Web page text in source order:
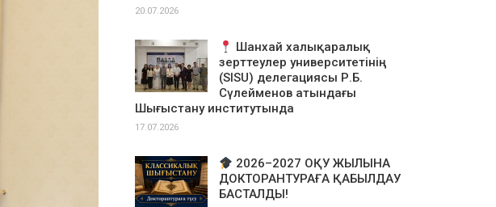
20.07.2026
Шанхай халықаралық
зерттеулер университетінің
(SISU) делегациясы Р.Б.
Сүлейменов атындағы
Шығыстану институтында
17.07.2026
2026–2027 ОҚУ ЖЫЛЫНА
ДОКТОРАНТУРАҒА ҚАБЫЛДАУ
БАСТАЛДЫ!